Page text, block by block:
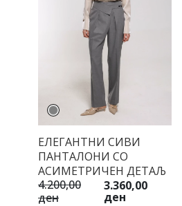
ЕЛЕГАНТНИ СИВИ
ПАНТАЛОНИ СО
АСИМЕТРИЧЕН ДЕТАЉ
4.200,00
ден
3.360,00
ден